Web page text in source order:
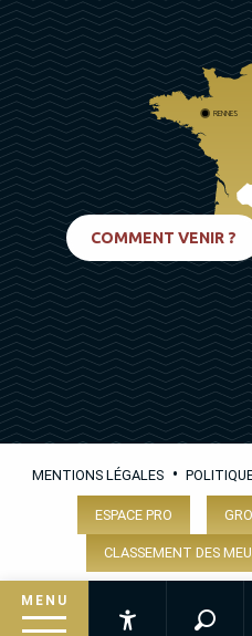
MENU
RENNES
COMMENT VENIR ?
MENTIONS LÉGALES •
ESPACE PRO
CLASSEMENT DES